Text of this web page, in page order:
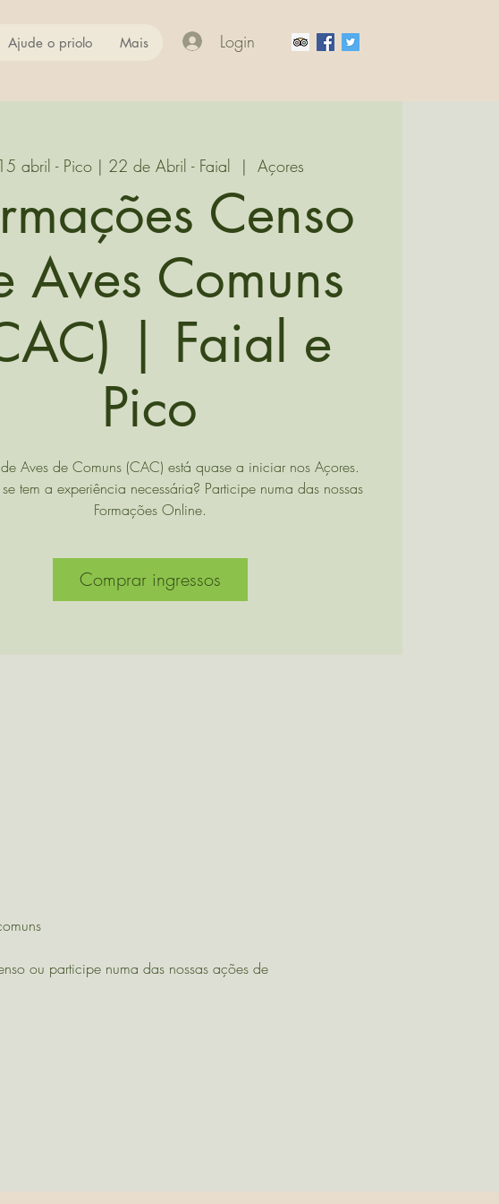
Ajude o priolo Mais Login
15 abril - Pico | 22 de Abril - Faial
  |
Açores
Censo
Aves Comuns
| Faial e
Pico
Aves de Comuns (CAC) está quase a iniciar nos Açores.
tem a experiência necessária? Participe numa das nossas
Formações Online.
Comprar ingressos
ou participe numa das nossas ações de